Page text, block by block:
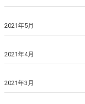
2021年5月
2021年4月
2021年3月